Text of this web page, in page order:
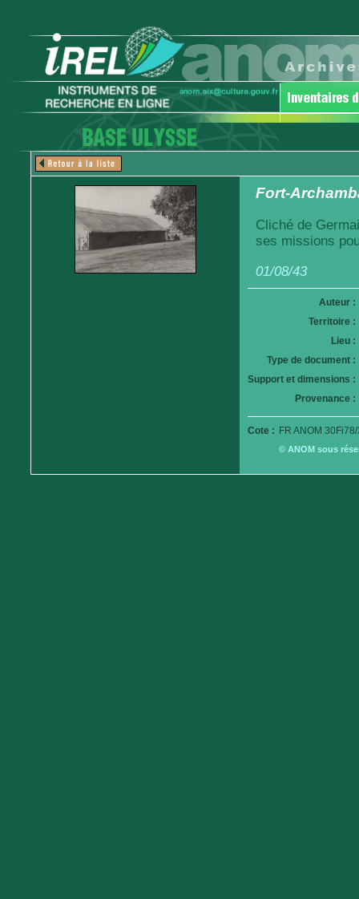
Fort-
Cliché de
ses missions
01/08/43
Auteur :
Territoire :
Lieu :
Type de document :
Support et dimensions :
Provenance :
Cote : FR ANOM
© ANOM sous